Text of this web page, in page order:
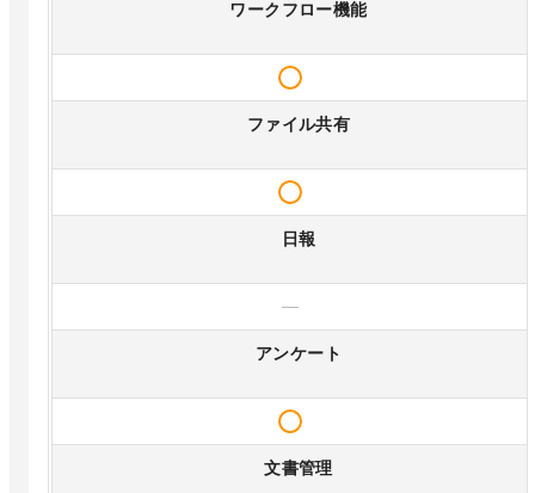
ワークフロー機能
ファイル共有
日報
—
アンケート
文書管理